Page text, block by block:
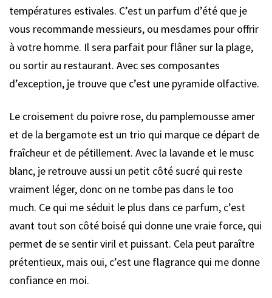
températures estivales. C’est un parfum d’été que je
vous recommande messieurs, ou mesdames pour offrir
à votre homme. Il sera parfait pour flâner sur la plage,
ou sortir au restaurant. Avec ses composantes
d’exception, je trouve que c’est une pyramide olfactive.
Le croisement du poivre rose, du pamplemousse amer
et de la bergamote est un trio qui marque ce départ de
fraîcheur et de pétillement. Avec la lavande et le musc
blanc, je retrouve aussi un petit côté sucré qui reste
vraiment léger, donc on ne tombe pas dans le too
much. Ce qui me séduit le plus dans ce parfum, c’est
avant tout son côté boisé qui donne une vraie force, qui
permet de se sentir viril et puissant. Cela peut paraître
prétentieux, mais oui, c’est une flagrance qui me donne
confiance en moi.